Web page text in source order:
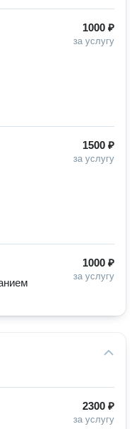
1000 ₽
за услугу
1500 ₽
за услугу
1000 ₽
за услугу
2300 ₽
за услугу